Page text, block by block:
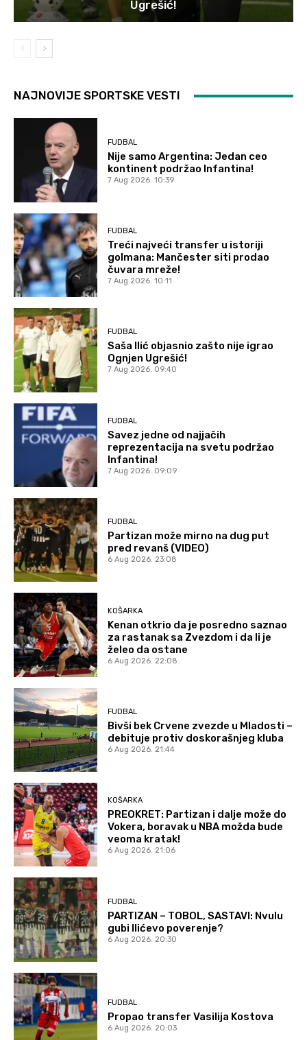
Ugrešić!
NAJNOVIJE SPORTSKE VESTI
FUDBAL
Nije samo Argentina: Jedan ceo
kontinent podržao Infantina!
7 Aug 2026. 10:39
FUDBAL
Treći najveći transfer u istoriji
golmana: Mančester siti prodao
čuvara mreže!
7 Aug 2026. 10:11
FUDBAL
Saša Ilić objasnio zašto nije igrao
Ognjen Ugrešić!
7 Aug 2026. 09:40
FUDBAL
Savez jedne od najjačih
reprezentacija na svetu podržao
Infantina!
7 Aug 2026. 09:09
FUDBAL
Partizan može mirno na dug put
pred revanš (VIDEO)
6 Aug 2026. 23:08
KOŠARKA
Kenan otkrio da je posredno saznao
za rastanak sa Zvezdom i da li je
želeo da ostane
6 Aug 2026. 22:08
FUDBAL
Bivši bek Crvene zvezde u Mladosti –
debituje protiv doskorašnjeg kluba
6 Aug 2026. 21:44
KOŠARKA
PREOKRET: Partizan i dalje može do
Vokera, boravak u NBA možda bude
veoma kratak!
6 Aug 2026. 21:06
FUDBAL
PARTIZAN – TOBOL, SASTAVI: Nvulu
gubi Ilićevo poverenje?
6 Aug 2026. 20:30
FUDBAL
Propao transfer Vasilija Kostova
6 Aug 2026. 20:03